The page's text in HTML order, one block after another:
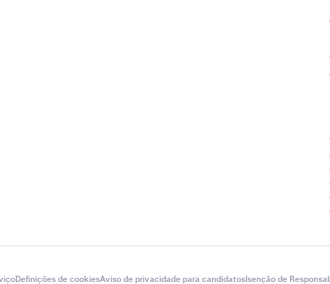
Definições de cookiesAviso de privacidade para candidatosIsenção de